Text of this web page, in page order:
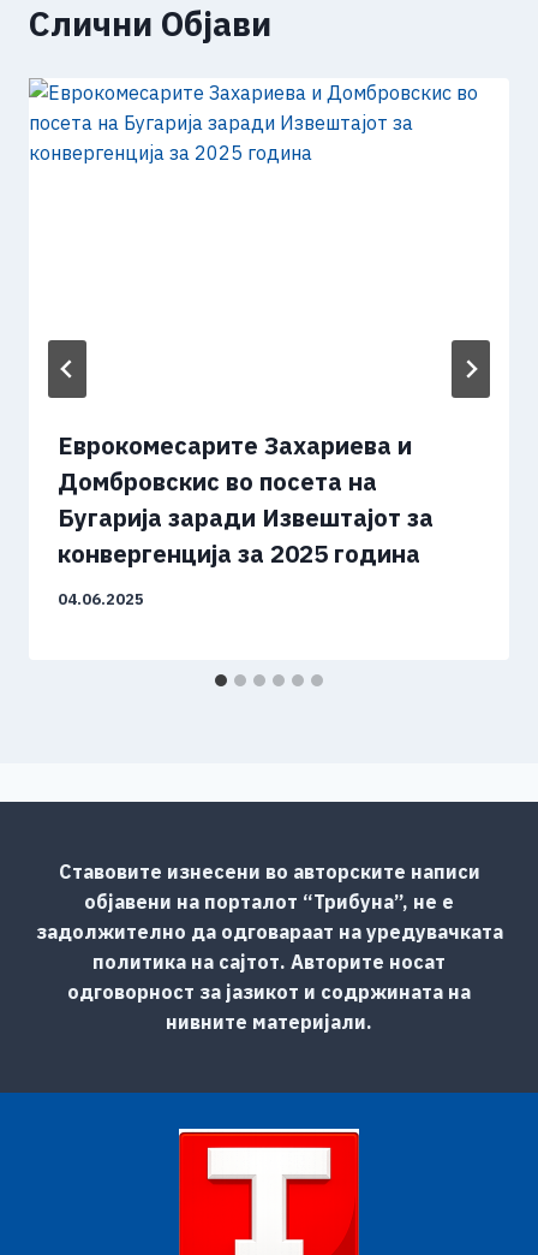
Слични Објави
Еврокомесарите Захариева и
Домбровскис во посета на
Бугарија заради Извештајот за
конвергенција за 2025 година
04.06.2025
Ставовите изнесени во авторските написи
објавени на порталот “Трибуна”, не е
задолжително да одговараат на уредувачката
политика на сајтот. Авторите носат
одговорност за јазикот и содржината на
нивните материјали.